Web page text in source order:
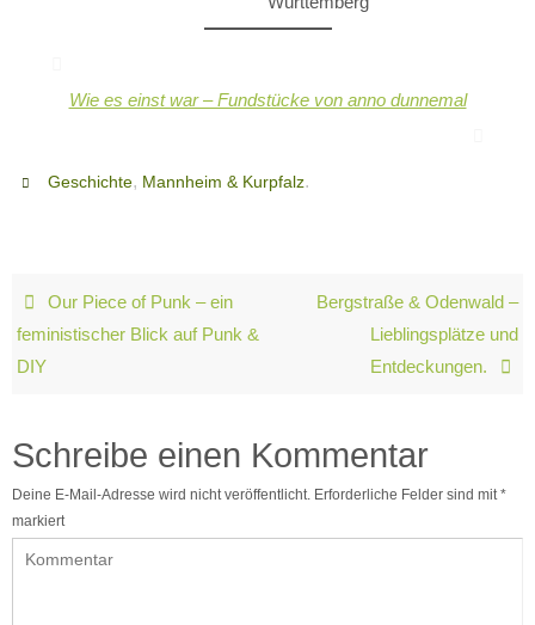
Wie es einst war – Fundstücke von anno dunnemal
Geschichte, Mannheim & Kurpfalz.
Our Piece of Punk – ein
feministischer Blick auf Punk &
DIY
Bergstraße & Odenwald –
Lieblingsplätze und
Entdeckungen.
Schreibe einen Kommentar
Deine E-Mail-Adresse wird nicht veröffentlicht. Erforderliche Felder sind mit*
markiert